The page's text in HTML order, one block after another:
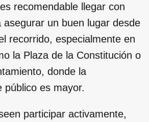
recomendable llegar con
asegurar un buen lugar desde
recorrido, especialmente en
la Plaza de la Constitución o
donde la
público es mayor.
participar activamente,